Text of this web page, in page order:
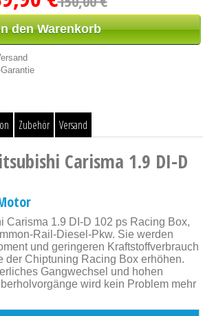
den Warenkorb
Zubehör Versand
Carisma 1.9 DI-D
Carisma 1.9 DI-D 102 ps Racing Box,
Rail-Diesel-Pkw. Sie werden
und geringeren Kraftstoffverbrauch
der Chiptuning Racing Box erhöhen.
Gangwechsel und hohen
wird kein Problem mehr